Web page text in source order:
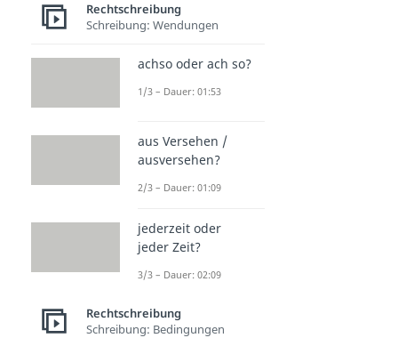
Rechtschreibung
Schreibung: Wendungen
achso oder ach so?
1/3 – Dauer: 01:53
aus Versehen /
ausversehen?
2/3 – Dauer: 01:09
jederzeit oder
jeder Zeit?
3/3 – Dauer: 02:09
Rechtschreibung
Schreibung: Bedingungen